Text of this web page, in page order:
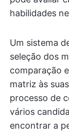
habilidades
Um sistema
seleção dos
comparação
matriz às
processo de
vários
encontrar a